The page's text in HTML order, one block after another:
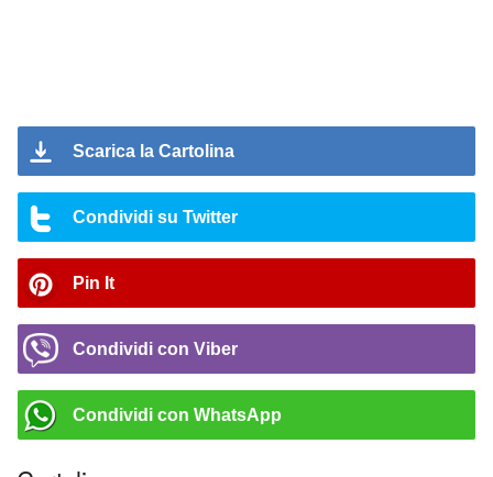
Scarica la Cartolina
Condividi su Twitter
Pin It
Condividi con Viber
Condividi con WhatsApp